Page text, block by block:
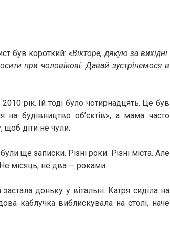
був короткий: «Вікторе, дякую за вихідні.
при чоловікові. Давай зустрінемося в
рік. Їй тоді було чотирнадцять. Це був
на будівництво об’єктів», а мама часто
діти не чули.
ще записки. Різні роки. Різні міста. Але
місяць, не два — роками.
доньку у вітальні. Катря сиділа на
каблучка виблискувала на столі, наче